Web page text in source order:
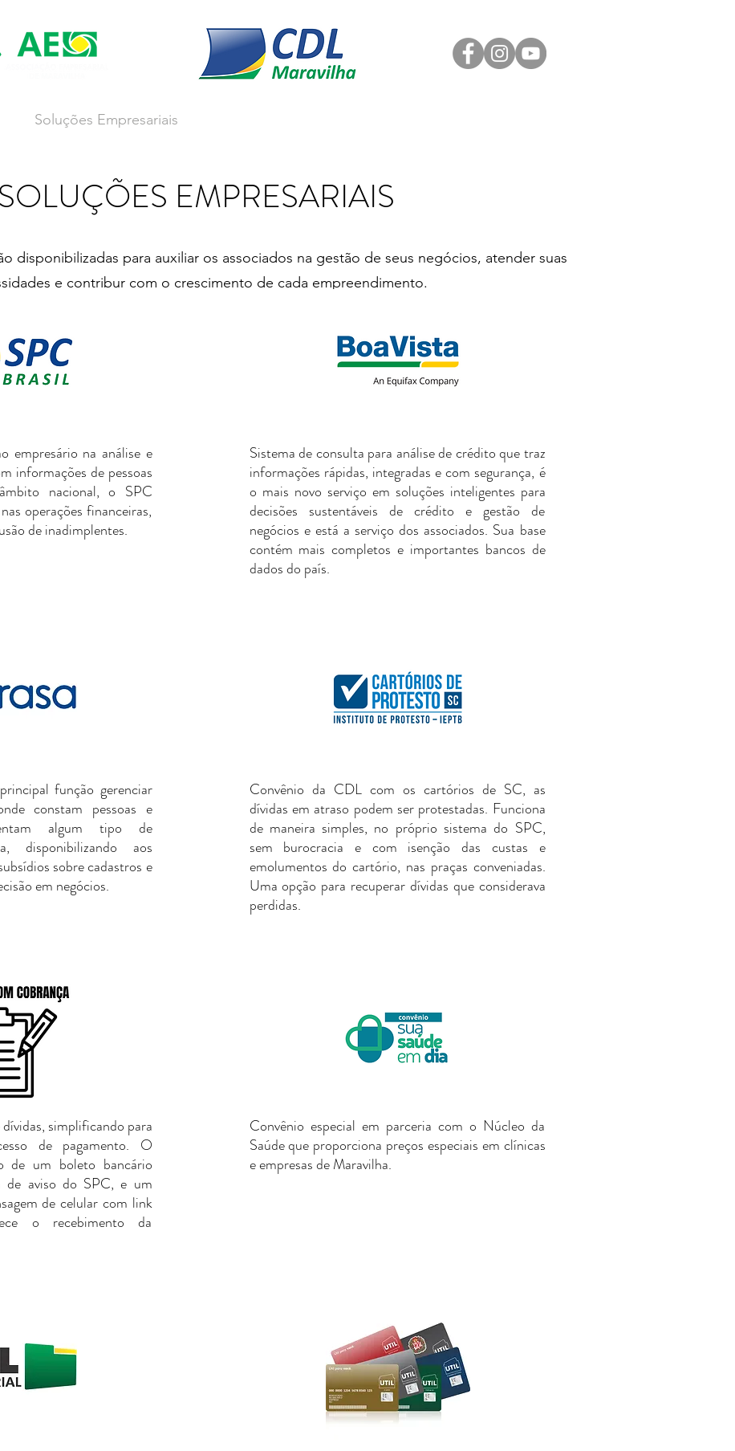
Soluções Empresariais
SOLUÇÕES EMPRESARIAIS
disponibilizadas para auxiliar os associados na gestão de seus negócios, atender suas
e contribur com o crescimento de cada empreendimento.
empresário na análise e
informações de pessoas
nacional, o SPC
operações financeiras,
de inadimplentes.
função gerenciar
constam pessoas e
algum tipo de
disponibilizando aos
sobre cadastros e
em negócios.
simplificando para
de pagamento. O
de um boleto bancário
de aviso do SPC, e um
de celular com link
o recebimento da
Sistema de consulta para análise de crédito que traz
informações rápidas, integradas e com segurança, é
o mais novo serviço em soluções inteligentes para
decisões sustentáveis de crédito e gestão de
negócios e está a serviço dos associados. Sua base
contém mais completos e importantes bancos de
dados do país.
Convênio da CDL com os cartórios de SC, as
dívidas em atraso podem ser protestadas. Funciona
de maneira simples, no próprio sistema do SPC,
sem burocracia e com isenção das custas e
emolumentos do cartório, nas praças conveniadas.
Uma opção para recuperar dívidas que considerava
perdidas.
Convênio especial em parceria com o Núcleo da
Saúde que proporciona preços especiais em clínicas
e empresas de Maravilha.